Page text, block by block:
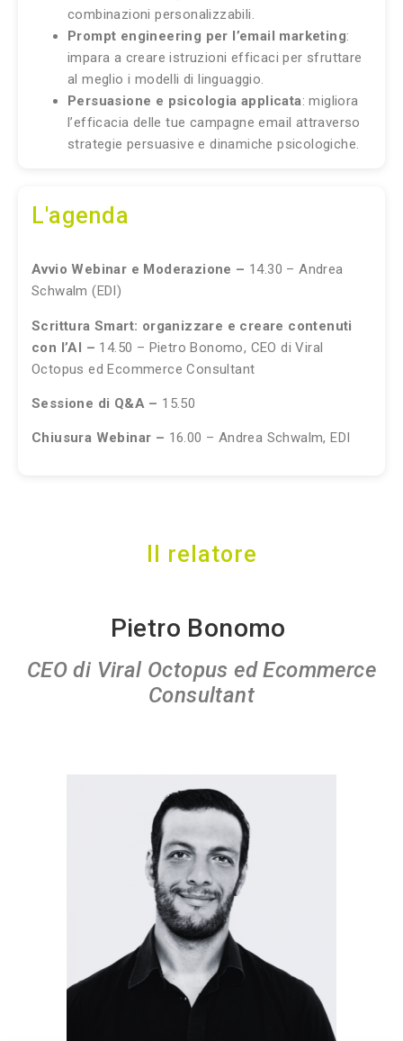
combinazioni personalizzabili.
Prompt engineering per l’email marketing:
impara a creare istruzioni efficaci per sfruttare
al meglio i modelli di linguaggio.
Persuasione e psicologia applicata: migliora
l’efficacia delle tue campagne email attraverso
strategie persuasive e dinamiche psicologiche.
L'agenda
Avvio Webinar e Moderazione – 14.30 – Andrea
Schwalm(EDI)
Scrittura Smart: organizzare e creare contenuti
con l’AI – 14.50 – Pietro Bonomo, CEO di Viral
Octopus ed Ecommerce Consultant
Sessione di Q&A – 15.50
Chiusura Webinar – 16.00 – Andrea Schwalm, EDI
Il relatore
Pietro Bonomo
CEO di Viral Octopus ed Ecommerce
Consultant